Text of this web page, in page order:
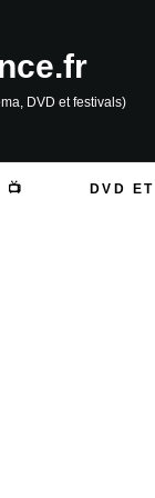
DVD et festivals)
📺 DVD